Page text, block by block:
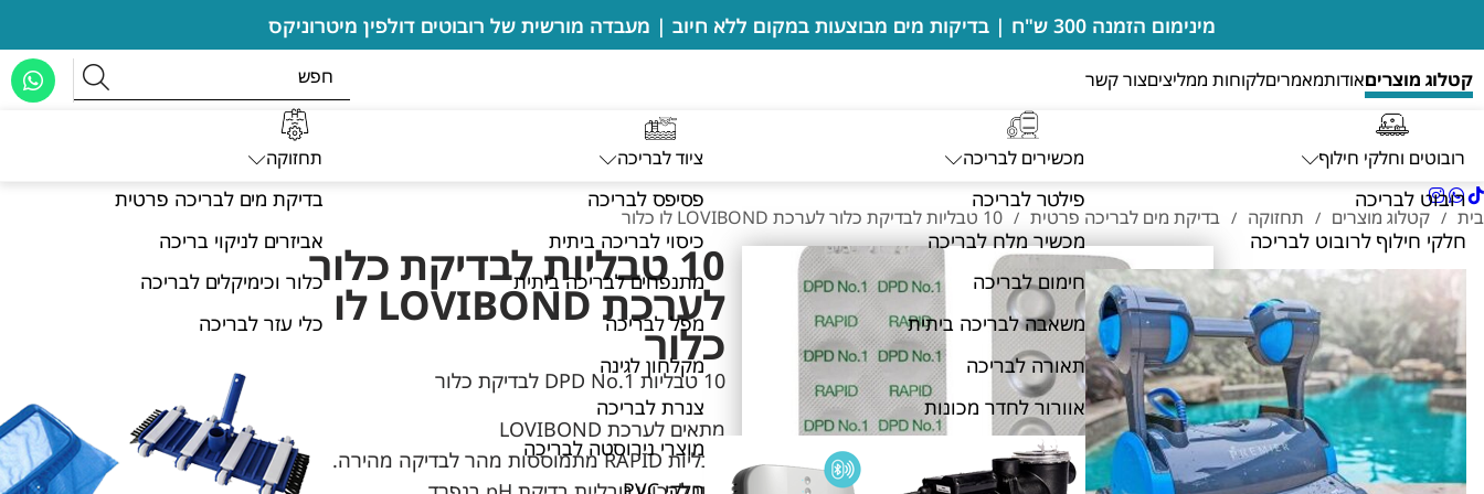
מינימום הזמנה 300 ש"ח | בדיקות מים מבוצעות במקום ללא חיוב | מעבדה מורשית של רובוטים דולפין מיטרוניקס
קטלוג מוצריםאודותמאמריםלקוחות ממליציםצור קשר
רובוטים וחלקי חילוף
רובוט לבריכה
חלקי חילוף לרובוט לבריכה
מכשירים לבריכה
פילטר לבריכה
מכשיר מלח לבריכה
חימום לבריכה
משאבה לבריכה ביתית
תאורה לבריכה
אוורור לחדר מכונות
ציוד לבריכה
פסיפס לבריכה
כיסוי לבריכה ביתית
מתנפחים לבריכה ביתית
מפל לבריכה
מקלחון לגינה
צנרת לבריכה
מוצרי נירוסטה לבריכה
תחזוקה
בדיקת מים לבריכה פרטית
אביזרים לניקוי בריכה
כלור וכימיקלים לבריכה
כלי עזר לבריכה
בית / קטלוג מוצרים / תחזוקה / בדיקת מים לבריכה פרטית / 10 טבליות לבדיקת כלור לערכת LOVIBOND לו כלור
10 טבליות לבדיקת כלור
לערכת LOVIBOND לו
כלור
10 טבליות DPD No.1 לבדיקת כלור
מתאים לערכת LOVIBOND
טבליות RAPID מתמוססות מהר לבדיקה מהירה.